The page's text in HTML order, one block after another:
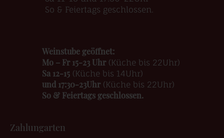
So & Feiertags geschlossen.
Weinstube geöffnet:
Mo – Fr 15-23 Uhr(Küche bis 22Uhr)
Sa 12-15(Küche bis 14Uhr)
und 17:30-23Uhr(Küche bis 22Uhr)
So & Feiertags geschlossen.
Zahlungarten